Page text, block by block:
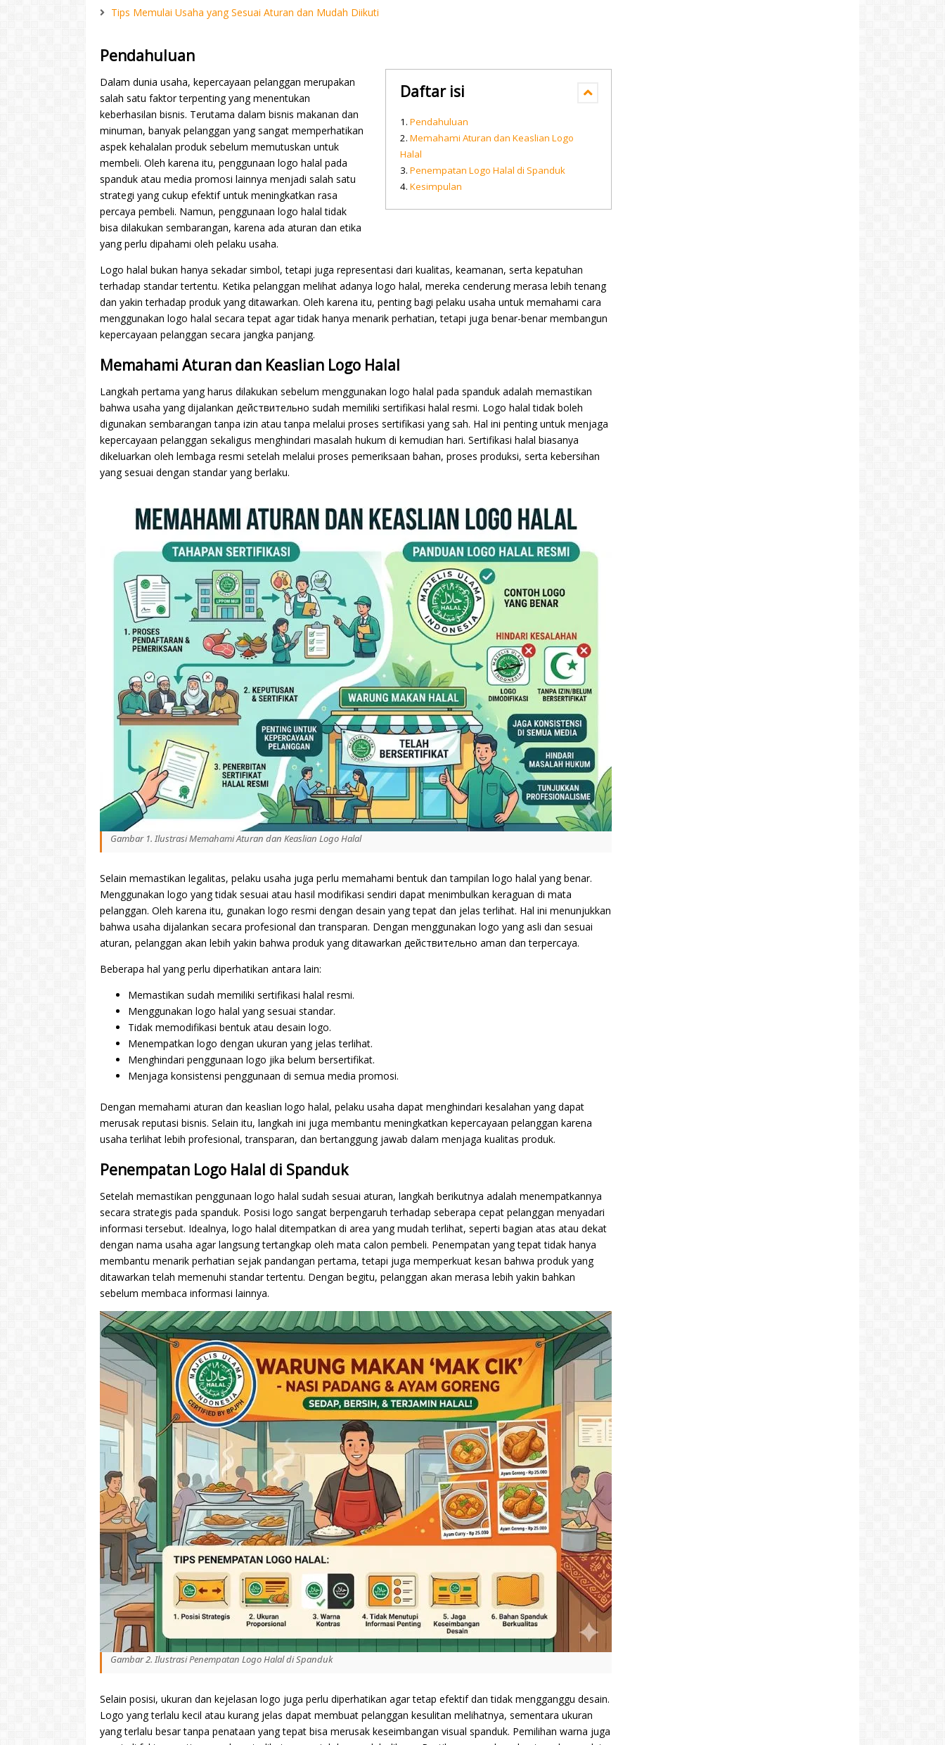
Tips Memulai Usaha yang Sesuai Aturan dan Mudah Diikuti
Daftar isi
Pendahuluan
Memahami Aturan dan Keaslian Logo
Halal
Penempatan Logo Halal di Spanduk
Kesimpulan
Pendahuluan
Dalam dunia usaha, kepercayaan pelanggan merupakan
salah satu faktor terpenting yang menentukan
keberhasilan bisnis. Terutama dalam bisnis makanan dan
minuman, banyak pelanggan yang sangat memperhatikan
aspek kehalalan produk sebelum memutuskan untuk
membeli. Oleh karena itu, penggunaan logo halal pada
spanduk atau media promosi lainnya menjadi salah satu
strategi yang cukup efektif untuk meningkatkan rasa
percaya pembeli. Namun, penggunaan logo halal tidak
bisa dilakukan sembarangan, karena ada aturan dan etika
yang perlu dipahami oleh pelaku usaha.
Logo halal bukan hanya sekadar simbol, tetapi juga representasi dari kualitas, keamanan, serta kepatuhan
terhadap standar tertentu. Ketika pelanggan melihat adanya logo halal, mereka cenderung merasa lebih tenang
dan yakin terhadap produk yang ditawarkan. Oleh karena itu, penting bagi pelaku usaha untuk memahami cara
menggunakan logo halal secara tepat agar tidak hanya menarik perhatian, tetapi juga benar-benar membangun
kepercayaan pelanggan secara jangka panjang.
Memahami Aturan dan Keaslian Logo Halal
Langkah pertama yang harus dilakukan sebelum menggunakan logo halal pada spanduk adalah memastikan
bahwa usaha yang dijalankan действительно sudah memiliki sertifikasi halal resmi. Logo halal tidak boleh
digunakan sembarangan tanpa izin atau tanpa melalui proses sertifikasi yang sah. Hal ini penting untuk menjaga
kepercayaan pelanggan sekaligus menghindari masalah hukum di kemudian hari. Sertifikasi halal biasanya
dikeluarkan oleh lembaga resmi setelah melalui proses pemeriksaan bahan, proses produksi, serta kebersihan
yang sesuai dengan standar yang berlaku.
Gambar 1. Ilustrasi Memahami Aturan dan Keaslian Logo Halal
Selain memastikan legalitas, pelaku usaha juga perlu memahami bentuk dan tampilan logo halal yang benar.
Menggunakan logo yang tidak sesuai atau hasil modifikasi sendiri dapat menimbulkan keraguan di mata
pelanggan. Oleh karena itu, gunakan logo resmi dengan desain yang tepat dan jelas terlihat. Hal ini menunjukkan
bahwa usaha dijalankan secara profesional dan transparan. Dengan menggunakan logo yang asli dan sesuai
aturan, pelanggan akan lebih yakin bahwa produk yang ditawarkan действительно aman dan terpercaya.
Beberapa hal yang perlu diperhatikan antara lain:
Memastikan sudah memiliki sertifikasi halal resmi.
Menggunakan logo halal yang sesuai standar.
Tidak memodifikasi bentuk atau desain logo.
Menempatkan logo dengan ukuran yang jelas terlihat.
Menghindari penggunaan logo jika belum bersertifikat.
Menjaga konsistensi penggunaan di semua media promosi.
Dengan memahami aturan dan keaslian logo halal, pelaku usaha dapat menghindari kesalahan yang dapat
merusak reputasi bisnis. Selain itu, langkah ini juga membantu meningkatkan kepercayaan pelanggan karena
usaha terlihat lebih profesional, transparan, dan bertanggung jawab dalam menjaga kualitas produk.
Penempatan Logo Halal di Spanduk
Setelah memastikan penggunaan logo halal sudah sesuai aturan, langkah berikutnya adalah menempatkannya
secara strategis pada spanduk. Posisi logo sangat berpengaruh terhadap seberapa cepat pelanggan menyadari
informasi tersebut. Idealnya, logo halal ditempatkan di area yang mudah terlihat, seperti bagian atas atau dekat
dengan nama usaha agar langsung tertangkap oleh mata calon pembeli. Penempatan yang tepat tidak hanya
membantu menarik perhatian sejak pandangan pertama, tetapi juga memperkuat kesan bahwa produk yang
ditawarkan telah memenuhi standar tertentu. Dengan begitu, pelanggan akan merasa lebih yakin bahkan
sebelum membaca informasi lainnya.
Gambar 2. Ilustrasi Penempatan Logo Halal di Spanduk
Selain posisi, ukuran dan kejelasan logo juga perlu diperhatikan agar tetap efektif dan tidak mengganggu desain.
Logo yang terlalu kecil atau kurang jelas dapat membuat pelanggan kesulitan melihatnya, sementara ukuran
yang terlalu besar tanpa penataan yang tepat bisa merusak keseimbangan visual spanduk. Pemilihan warna juga